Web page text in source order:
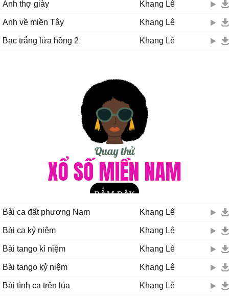
Anh thợ giày Khang Lê
Anh về miền Tây Khang Lê
Bạc trắng lửa hồng 2 Khang Lê
Bài ca đất phương Nam Khang Lê
Bài ca kỷ niệm Khang Lê
Bài tango kỉ niệm Khang Lê
Bài tango kỷ niệm Khang Lê
Bài tình ca trên lúa Khang Lê